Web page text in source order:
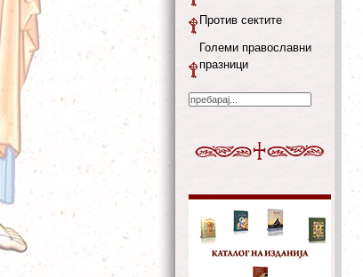
Против сектите
Големи православни
празници